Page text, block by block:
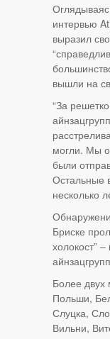
интервью
выразил
вышли на
“За
могли. Мы
были
Остальные
несколько
Бриске
холокост”
Более двух
Польши,
Слуцка,
Вильни,